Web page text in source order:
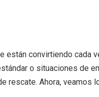
convirtiendo cada
o situaciones de
rescate. Ahora, veamos